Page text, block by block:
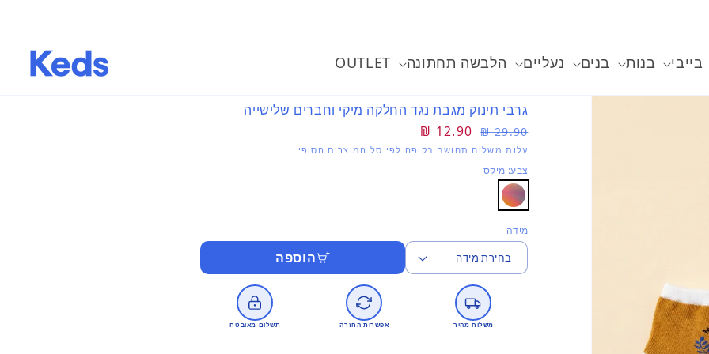
בייבי בנות בנים נעליים הלבשה תחתונה OUTLET
גרבי תינוק מגבת נגד החלקה מיקי וחברים שלישייה
מחיר
רגיל
29.90 ₪
מחיר
מבצע
12.90 ₪
עלות משלוח תחושב בקופה לפי סל המוצרים הסופי
צבע: מיקס
מידה
הוספה
משלוח מהיר אפשרות החזרה תשלום מאובטח